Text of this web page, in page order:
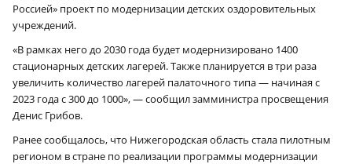
Россией» проект по модернизации детских оздоровительных
учреждений.
«В рамках него до 2030 года будет модернизировано 1400
стационарных детских лагерей. Также планируется в три раза
увеличить количество лагерей палаточного типа — начиная с
2023 года с 300 до 1000», — сообщил замминистра просвещения
Денис Грибов.
Ранее сообщалось, что Нижегородская область стала пилотным
регионом в стране по реализации программы модернизации